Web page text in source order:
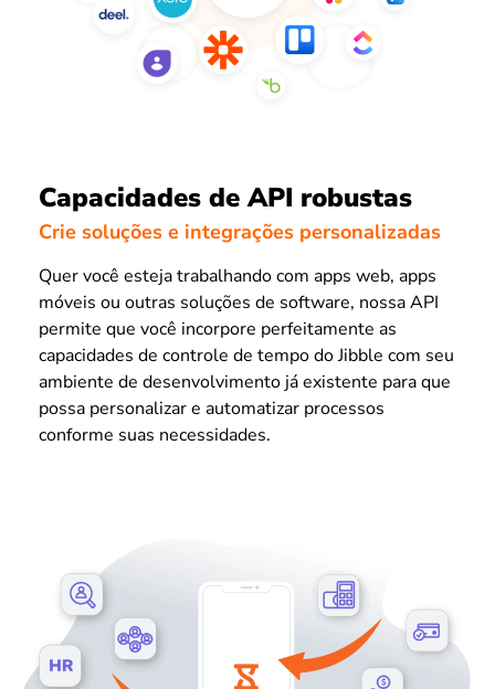
Capacidades de API robustas
Crie soluções e integrações personalizadas
Quer você esteja trabalhando com apps web, apps
móveis ou outras soluções de software, nossa API
permite que você incorpore perfeitamente as
capacidades de controle de tempo do Jibble com seu
ambiente de desenvolvimento já existente para que
possa personalizar e automatizar processos
conforme suas necessidades.